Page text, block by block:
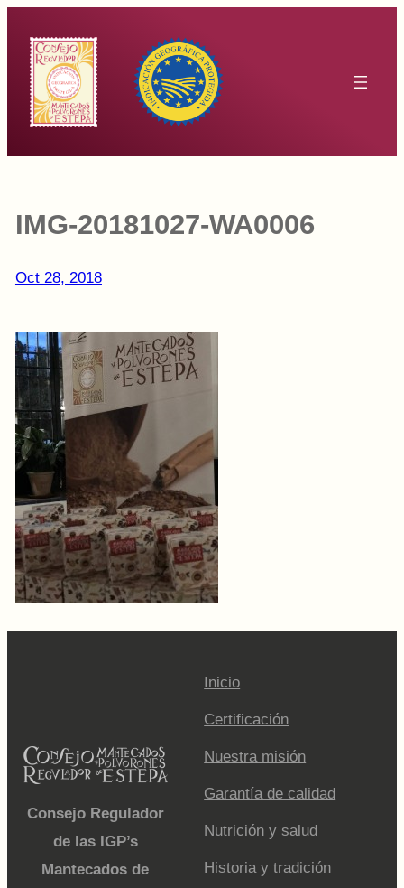
contenido
IMG-20181027-WA0006
Oct 28, 2018
Consejo Regulador
de las IGP’s
Mantecados de
Inicio
Certificación
Nuestra misión
Garantía de calidad
Nutrición y salud
Historia y tradición